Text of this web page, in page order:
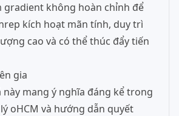
gradient không hoàn chỉnh để
kích hoạt mãn tính, duy trì
cao và có thể thúc đẩy tiến
gia
mang ý nghĩa đáng kể trong
oHCM và hướng dẫn quyết